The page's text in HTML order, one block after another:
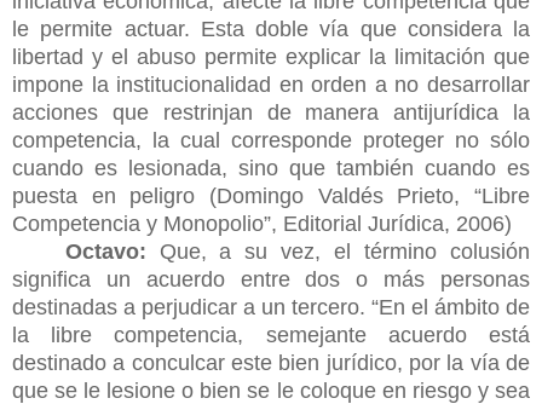
le permite actuar. Esta doble vía que considera la
libertad y el abuso permite explicar la limitación que
impone la institucionalidad en orden a no desarrollar
acciones que restrinjan de manera antijurídica la
competencia, la cual corresponde proteger no sólo
cuando es lesionada, sino que también cuando es
puesta en peligro (Domingo Valdés Prieto, “Libre
Competencia y Monopolio”, Editorial Jurídica, 2006)
Octavo: Que, a su vez, el término colusión
significa un acuerdo entre dos o más personas
destinadas a perjudicar a un tercero. “En el ámbito de
la libre competencia, semejante acuerdo está
destinado a conculcar este bien jurídico, por la vía de
que se le lesione o bien se le coloque en riesgo y sea